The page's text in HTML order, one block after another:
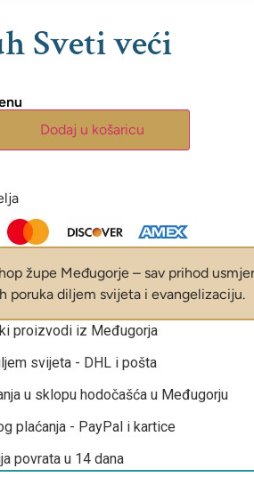
Sveti veći
Dodaj u košaricu
župe Međugorje – sav prihod
poruka diljem svijeta i evangelizaciju.
proizvodi iz Međugorja
svijeta - DHL i pošta
u sklopu hodočašća u Međugorju
plaćanja - PayPal i kartice
povrata u 14 dana